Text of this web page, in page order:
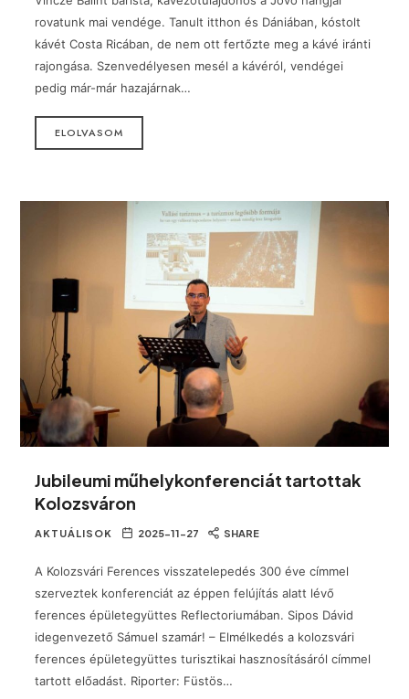
rovatunk mai vendége. Tanult itthon és Dániában, kóstolt
kávét Costa Ricában, de nem ott fertőzte meg a kávé iránti
rajongása. Szenvedélyesen mesél a kávéról, vendégei
pedig már-már hazajárnak…
ELOLVASOM
Jubileumi műhelykonferenciát tartottak
Kolozsváron
AKTUÁLISOK 2025-11-27 SHARE
A Kolozsvári Ferences visszatelepedés 300 éve címmel
szerveztek konferenciát az éppen felújítás alatt lévő
ferences épületegyüttes Reflectoriumában. Sipos Dávid
idegenvezető Sámuel szamár! – Elmélkedés a kolozsvári
ferences épületegyüttes turisztikai hasznosításáról címmel
tartott előadást. Riporter: Füstös…